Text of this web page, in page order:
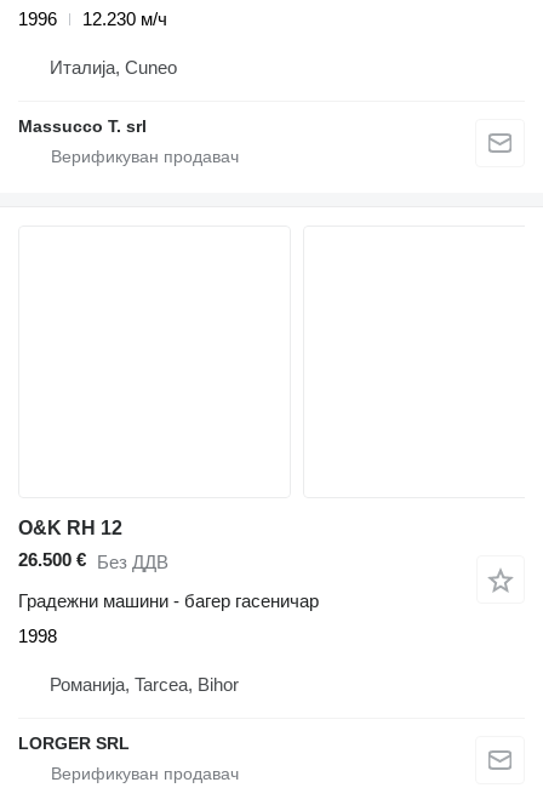
1996
12.230 м/ч
Италија, Cuneo
Massucco T. srl
O&K RH 12
26.500 € Без ДДВ
Градежни машини - багер гасеничар
1998
Романија, Tarcea, Bihor
LORGER SRL